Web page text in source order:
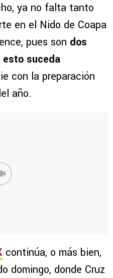
ya no falta tanto
en el Nido de Coapa
pues son dos
esto suceda
con la preparación
año.
continúa, o más bien,
domingo, donde Cruz